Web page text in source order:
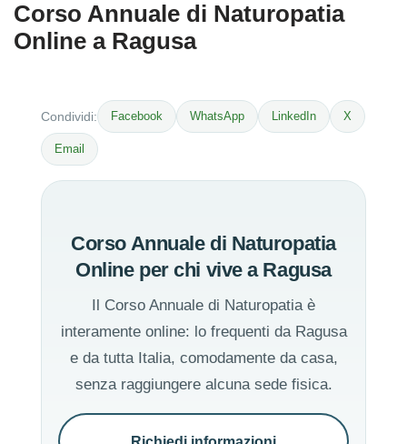
Corso Annuale di Naturopatia
Online a Ragusa
Condividi: Facebook WhatsApp LinkedIn X
Email
Corso Annuale di Naturopatia
Online per chi vive a Ragusa
Il Corso Annuale di Naturopatia è
interamente online: lo frequenti da Ragusa
e da tutta Italia, comodamente da casa,
senza raggiungere alcuna sede fisica.